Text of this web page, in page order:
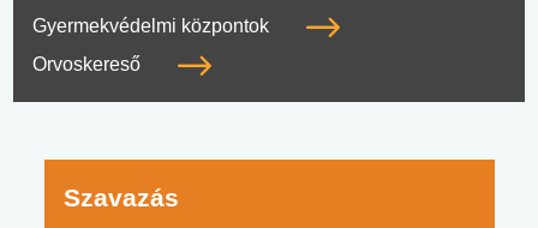
Gyermekvédelmi központok
Orvoskereső
Szavazás